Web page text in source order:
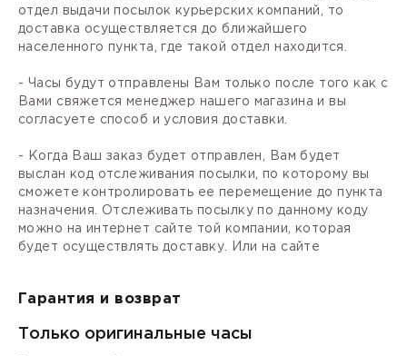
отдел выдачи посылок курьерских компаний, то
доставка осуществляется до ближайшего
населенного пункта, где такой отдел находится.
- Часы будут отправлены Вам только после того как с
Вами свяжется менеджер нашего магазина и вы
согласуете способ и условия доставки.
- Когда Ваш заказ будет отправлен, Вам будет
выслан код отслеживания посылки, по которому вы
сможете контролировать ее перемещение до пункта
назначения. Отслеживать посылку по данному коду
можно на интернет сайте той компании, которая
будет осуществлять доставку. Или на сайте
Гарантия и возврат
Только оригинальные часы